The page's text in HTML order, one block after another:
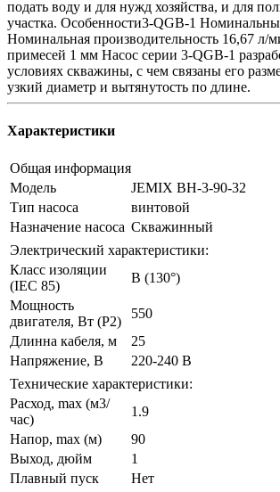
подать воду и для нужд хозяйства, и для
участка. Особенности3-QGB-1
Номинальная производительность 16,67 л/
примесей 1 мм Насос серии 3-QGB-1
условиях скважины, с чем связаны его
узкий диаметр и вытянутость по длине.
Характеристики
Общая информация
Модель
JEMIX ВН-3-90-32
Тип насоса
винтовой
Назначение насоса Скважинный
Электрический характеристики:
Класс изоляции
(IEC 85)
B (130°)
Мощность
двигателя, Вт (P2)
550
Длинна кабеля, м
25
Напряжение, В
220-240 В
Технические характеристики:
Расход, max (м3/
час)
1.9
Напор, max (м)
90
Выход, дюйм
1
Плавный пуск
Нет